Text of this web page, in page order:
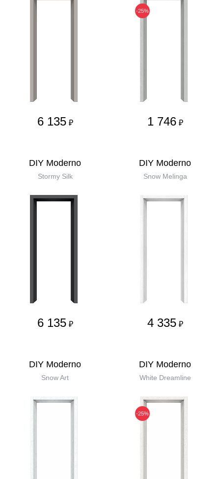
6 135 ₽
-25%
1 746 ₽
DIY Moderno
Stormy Silk
6 135 ₽
DIY Moderno
Snow Melinga
4 335 ₽
DIY Moderno
Snow Art
DIY Moderno
White Dreamline
-25%